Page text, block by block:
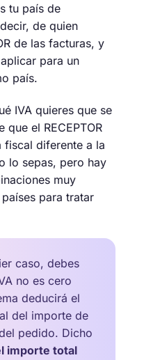
tu país de
de quien
de las facturas, y
para un
país.
IVA quieres que se
el RECEPTOR
fiscal diferente a la
lo sepas, pero hay
muy
para tratar
caso, debes
no es cero
deducirá el
del importe de
pedido. Dicho
importe total